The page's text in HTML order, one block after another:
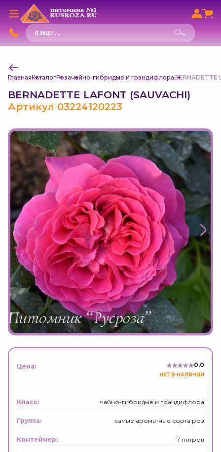
Поиск
товаров
ГлавнаяКаталогРозачайно-гибридые и грандифлораBERNADETTE
BERNADETTE LAFONT (SAUVACHI)
Артикул 03224120223
Цена: 0.0
НЕТ В НАЛИЧИИ
Класс: чайно-гибридые и грандифлора
Группа: самые ароматные сорта роз
Контейнер: 7 литров